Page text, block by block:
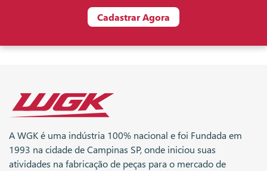
Cadastrar Agora
A WGK é uma indústria 100% nacional e foi Fundada em
1993 na cidade de Campinas SP, onde iniciou suas
atividades na fabricação de peças para o mercado de